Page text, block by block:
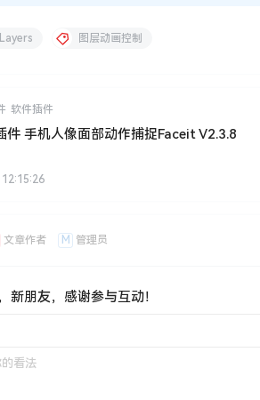
图层动画控制
软件插件
件 手机人像面部动作捕捉Faceit V2.3.8
文章作者 M 管理员
新朋友，感谢参与互动！